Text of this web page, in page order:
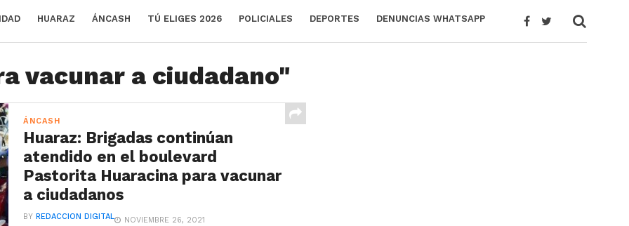
HUARAZ ÁNCASH TÚ ELIGES 2026 POLICIALES DEPORTES DENUNCIAS WHATSAPP
vacunar a ciudadano"
ÁNCASH
Huaraz: Brigadas continúan
atendido en el boulevard
Pastorita Huaracina para vacunar
a ciudadanos
BYREDACCION DIGITAL NOVIEMBRE 26, 2021